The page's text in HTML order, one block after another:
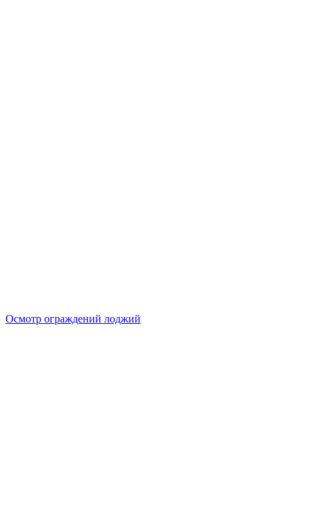
Осмотр ограждений лоджий